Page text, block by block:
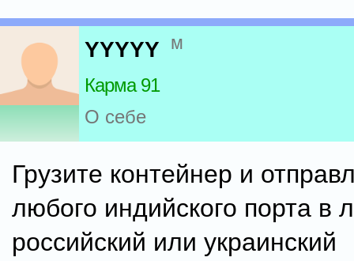
YYYYY м
Карма 91
О себе
Грузите контейнер и
любого индийского порта в
российский или украинский